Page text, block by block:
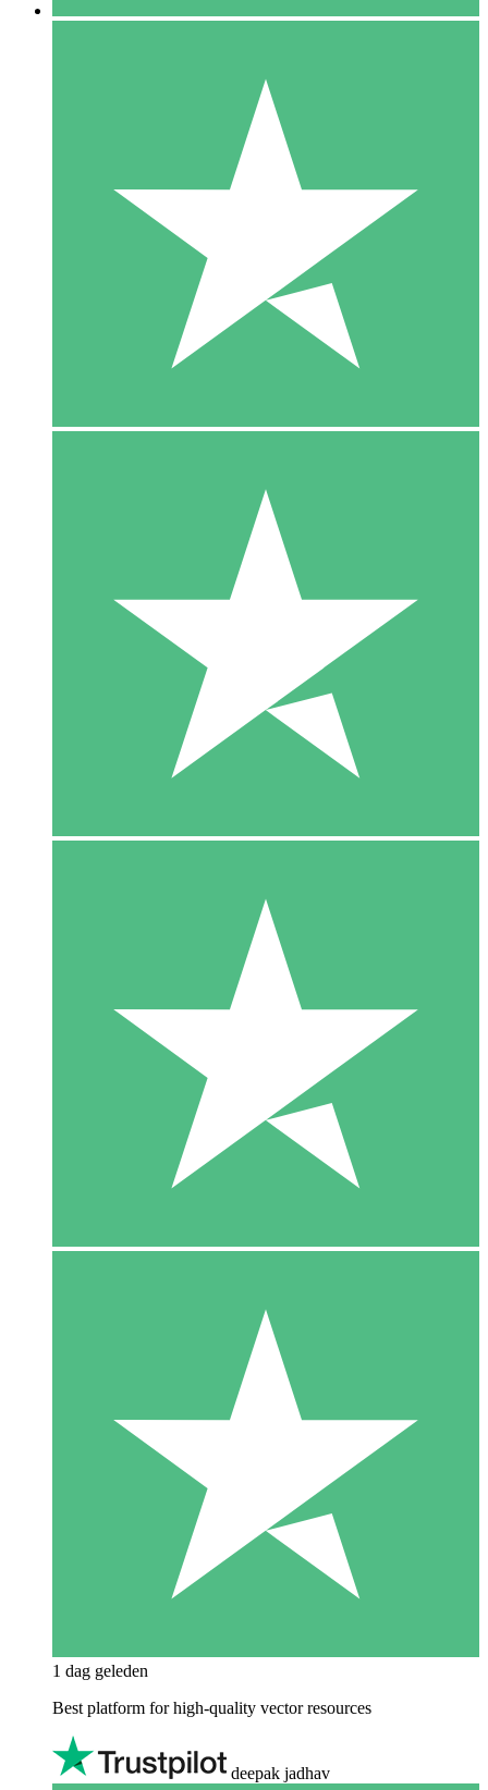
1 dag geleden
Best platform for high-quality vector resources
deepak jadhav